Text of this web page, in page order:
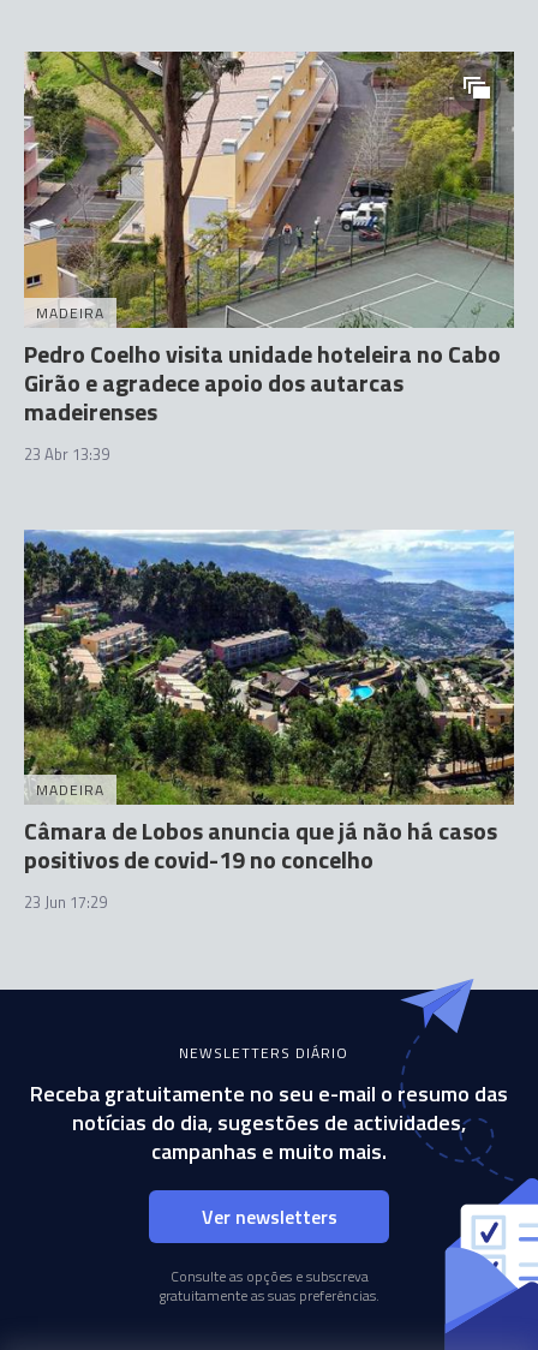
MADEIRA
Pedro Coelho visita unidade hoteleira no Cabo
Girão e agradece apoio dos autarcas
madeirenses
23 Abr 13:39
MADEIRA
Câmara de Lobos anuncia que já não há casos
positivos de covid-19 no concelho
23 Jun 17:29
NEWSLETTERS DIÁRIO
Receba gratuitamente no seu e-mail o resumo das
notícias do dia, sugestões de actividades,
campanhas e muito mais.
Ver newsletters
Consulte as opções e subscreva
gratuitamente as suas preferências.